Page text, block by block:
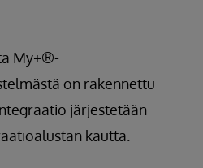
My+®-
on rakennettu
järjestetään
kautta.